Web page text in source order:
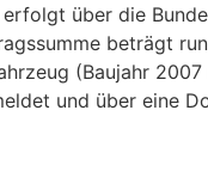
über die
beträgt
(Baujahr
und über eine